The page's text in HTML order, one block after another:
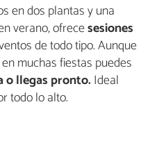
en dos plantas y una
verano, ofrecesesiones
de todo tipo. Aunque
muchas fiestas puedes
o llegas pronto.Ideal
todo lo alto.